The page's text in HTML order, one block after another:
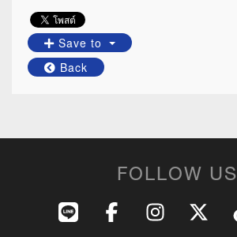
Save to
Back
FOLLOW US